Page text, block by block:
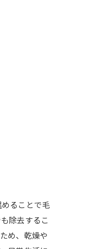
ることで毛
除去するこ
め、乾燥や